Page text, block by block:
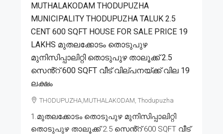
MUTHALAKODAM THODUPUZHA
MUNICIPALITY THODUPUZHA TALUK 2.5
CENT 600 SQFT HOUSE FOR SALE PRICE 19
LAKHS മുതലക്കോടം തൊടുപുഴ
മുനിസിപ്പാലിറ്റി തൊടുപുഴ താലൂക്ക് 2.5
സെൻ്റ് 600 SQFT വീട് വില്പനയ്ക്ക് വില 19
ലക്ഷം
THODUPUZHA,MUTHALAKODAM, Thodupuzha
1.മുതലക്കോടം തൊടുപുഴ മുനിസിപ്പാലിറ്റി
തൊടുപുഴ താലൂക്ക് 2.5 സെൻ്റ് 600 SQFT വീട്